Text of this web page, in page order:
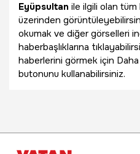
Eyüpsultan ile ilgili olan
üzerinden
okumak ve diğer görselleri
haberbaşlıklarına
haberlerini görmek için
butonunu kullanabilirsiniz.